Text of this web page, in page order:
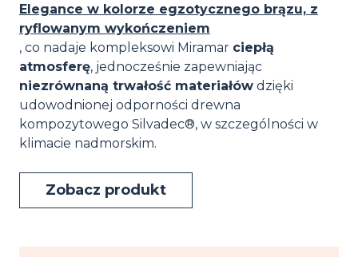
Elegance w kolorze egzotycznego brązu, z
ryflowanym wykończeniem
, co nadaje kompleksowi Miramar ciepłą
atmosferę, jednocześnie zapewniając
niezrównaną trwałość materiałów dzięki
udowodnionej odporności drewna
kompozytowego Silvadec®, w szczególności w
klimacie nadmorskim.
Zobacz produkt